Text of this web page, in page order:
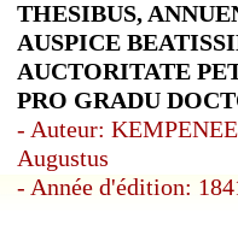
THESIBUS,
AUSPICE
AUCTORITATE
PRO GRADU
- Auteur:
Augustus
- Année d'édition: